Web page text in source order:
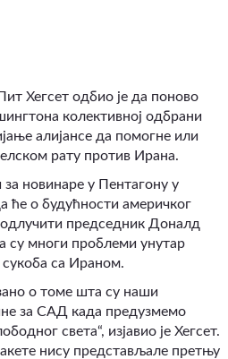
Хегсет одбио је да поново
колективној одбрани
алијансе да помогне или
рату против Ирана.
за новинаре у Пентагону у
ће о будућности америчког
председник Доналд
су многи проблеми унутар
сукоба са Ираном.
о томе шта су наши
за САД када предузмемо
света“, изјавио је Хегсет.
нису представљале претњу